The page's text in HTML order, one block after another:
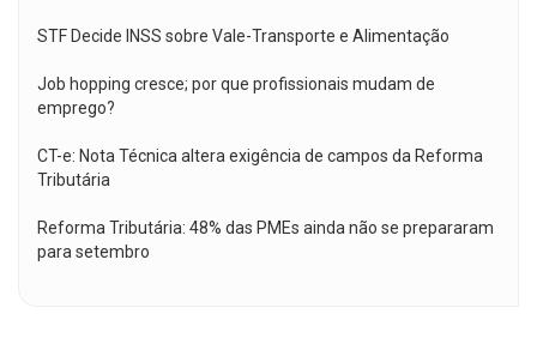
STF Decide INSS sobre Vale-Transporte e Alimentação
Job hopping cresce; por que profissionais mudam de
emprego?
CT-e: Nota Técnica altera exigência de campos da Reforma
Tributária
Reforma Tributária: 48% das PMEs ainda não se prepararam
para setembro